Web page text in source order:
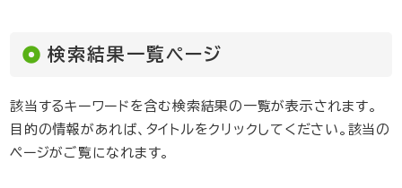
検索結果一覧ページ
該当するキーワードを含む検索結果の一覧が表示されます。
目的の情報があれば、タイトルをクリックしてください。該当の
ページがご覧になれます。